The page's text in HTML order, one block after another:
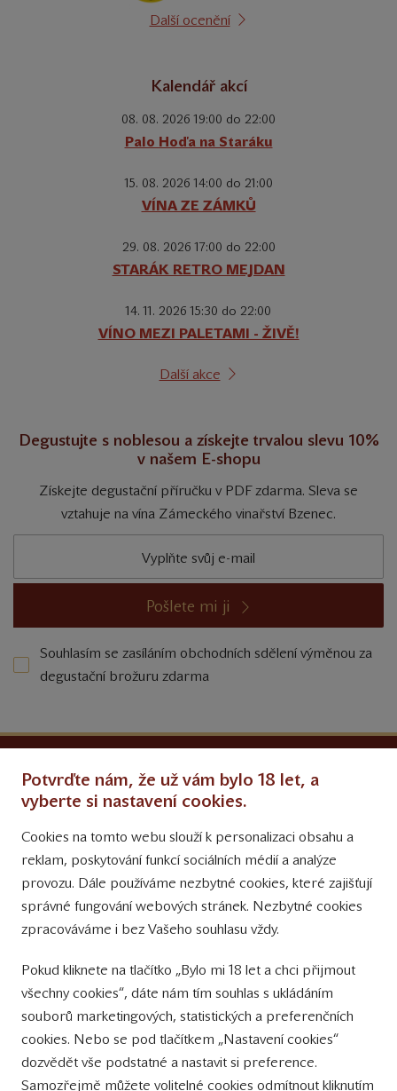
Další ocenění
Kalendář akcí
08. 08. 2026 19:00 do 22:00
Palo Hoďa na Staráku
15. 08. 2026 14:00 do 21:00
VÍNA ZE ZÁMKŮ
29. 08. 2026 17:00 do 22:00
STARÁK RETRO MEJDAN
14. 11. 2026 15:30 do 22:00
VÍNO MEZI PALETAMI - ŽIVĚ!
Další akce
Degustujte s noblesou a získejte trvalou slevu 10%
v našem E-shopu
Získejte degustační příručku v PDF zdarma. Sleva se
vztahuje na vína Zámeckého vinařství Bzenec.
Pošlete mi ji
Souhlasím se zasíláním obchodních sdělení výměnou za
degustační brožuru zdarma
Obchodní podmínky
Přinášíme vám týdně
tipy na Facebooku
Sledujte nás
na Instagramu
Sledujte náš
YouTube kanál
Přihlášení k odběru novinek
Potvrďte nám, že už vám bylo 18 let, a
vyberte si nastavení cookies.
Cookies na tomto webu slouží k personalizaci obsahu a
reklam, poskytování funkcí sociálních médií a analýze
provozu. Dále používáme nezbytné cookies, které zajišťují
správné fungování webových stránek. Nezbytné cookies
zpracováváme i bez Vašeho souhlasu vždy.
Pokud kliknete na tlačítko „Bylo mi 18 let a chci přijmout
všechny cookies“, dáte nám tím souhlas s ukládáním
souborů marketingových, statistických a preferenčních
cookies. Nebo se pod tlačítkem „Nastavení cookies“
dozvědět vše podstatné a nastavit si preference.
Samozřejmě můžete volitelné cookies odmítnout kliknutím